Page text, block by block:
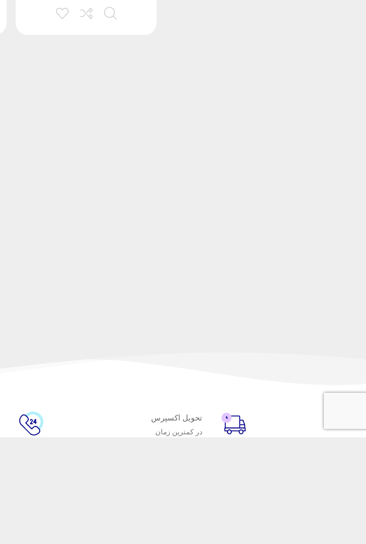
تحویل اکسپرس
در کمترین زمان